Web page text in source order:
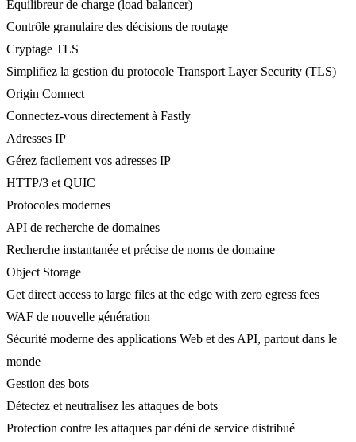
Équilibreur de charge (load balancer)
Contrôle granulaire des décisions de routage
Cryptage TLS
Simplifiez la gestion du protocole Transport Layer Security (TLS)
Origin Connect
Connectez-vous directement à Fastly
Adresses IP
Gérez facilement vos adresses IP
HTTP/3 et QUIC
Protocoles modernes
API de recherche de domaines
Recherche instantanée et précise de noms de domaine
Object Storage
Get direct access to large files at the edge with zero egress fees
WAF de nouvelle génération
Sécurité moderne des applications Web et des API, partout dans le
monde
Gestion des bots
Détectez et neutralisez les attaques de bots
Protection contre les attaques par déni de service distribué